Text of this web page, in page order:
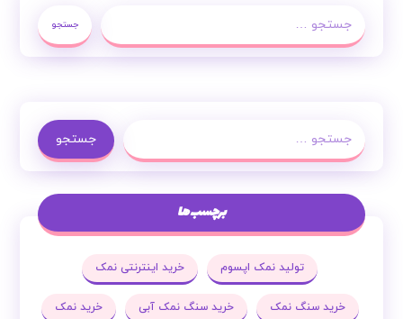
جستجو
جستجو
برچسب ها
تولید نمک اپسوم خرید اینترنتی نمک
خرید سنگ نمک خرید سنگ نمک آبی خرید نمک